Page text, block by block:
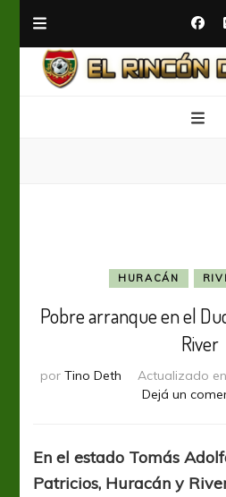
HURACÁN
Pobre arranque en el
River
por Tino Deth Actualizado en
Dejá un
En el estado Tomás
Patricios, Huracán y